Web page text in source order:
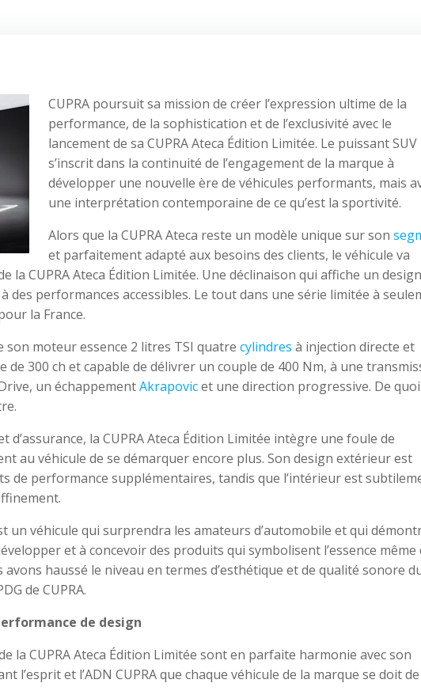
CUPRA poursuit sa mission de créer l’expression ultime de la
performance, de la sophistication et de l’exclusivité avec le
lancement de sa CUPRA Ateca Édition Limitée. Le puissant SUV
s’inscrit dans la continuité de l’engagement de la marque à
développer une nouvelle ère de véhicules performants, mais
une interprétation contemporaine de ce qu’est la sportivité.
Alors que la CUPRA Ateca reste un modèle unique sur son
et parfaitement adapté aux besoins des clients, le véhicule va
la CUPRA Ateca Édition Limitée. Une déclinaison qui affiche un
des performances accessibles. Le tout dans une série limitée à
la France.
son moteur essence 2 litres TSI quatre cylindres à injection directe et
de 300 ch et capable de délivrer un couple de 400 Nm, à une
un échappementAkrapovicet une direction progressive. De quoi
d’assurance, la CUPRA Ateca Édition Limitée intègre une foule de
au véhicule de se démarquer encore plus. Son design extérieur est
de performance supplémentaires, tandis que l’intérieur est
un véhicule qui surprendra les amateurs d’automobile et qui
et à concevoir des produits qui symbolisent l’essence même
avons haussé le niveau en termes d’esthétique et de qualité sonore
de CUPRA.
de design
la CUPRA Ateca Édition Limitée sont en parfaite harmonie avec son
l’esprit et l’ADN CUPRA que chaque véhicule de la marque se doit de